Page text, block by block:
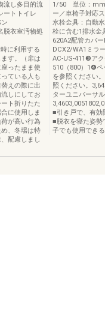
流し多目的流
ートトイレ
脱衣室汚物処
に利用する
す。（扉は
ったまま使
ている人も
えの際に出
しにしてお
ト折りたた
に使用しま
が高い行為
、冬場は特
配慮しまし
1/50 単位：mm
ー／車椅子対応
水栓金具：自動
栓に含む1排水金
620A2配管カバ
DCX2/WA1ミラ
AC-US-411❸ア
510（800）1❹ペ
を参照ください
照ください。
ターユニバーサ
■引き戸で、有効
■脱衣を寝た姿勢
子でも使用でき